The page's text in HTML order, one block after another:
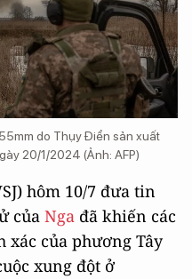
do Thụy Điển sản xuất
20/1/2024 (Ảnh: AFP)
hôm 10/7 đưa tin
của Nga đã khiến các
của phương Tây
xung đột ở